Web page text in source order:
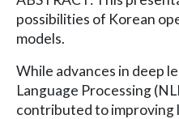
possibilities of Korean
models.
While advances in deep
Language Processing
contributed to improving